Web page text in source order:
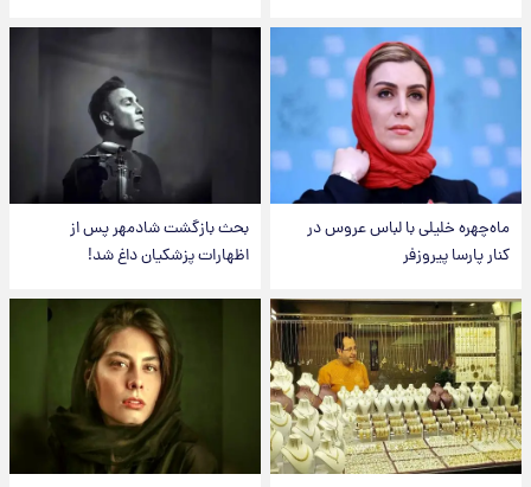
ماه‌چهره خلیلی با لباس عروس در
کنار پارسا پیروزفر
بحث بازگشت شادمهر پس از
اظهارات پزشکیان داغ شد!